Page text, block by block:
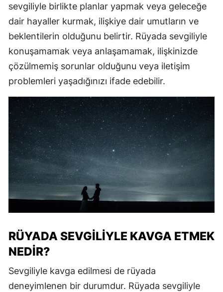
sevgiliyle birlikte planlar yapmak veya geleceğe
dair hayaller kurmak, ilişkiye dair umutların ve
beklentilerin olduğunu belirtir. Rüyada sevgiliyle
konuşamamak veya anlaşamamak, ilişkinizde
çözülmemiş sorunlar olduğunu veya iletişim
problemleri yaşadığınızı ifade edebilir.
RÜYADA SEVGILIYLE KAVGA ETMEK
NEDIR?
Sevgiliyle kavga edilmesi de rüyada
deneyimlenen bir durumdur. Rüyada sevgiliyle